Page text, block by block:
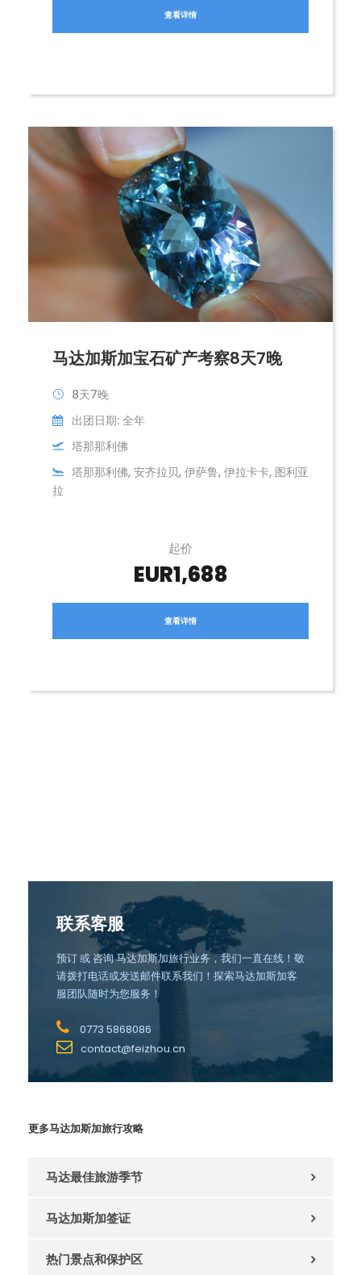
查看详情
马达加斯加宝石矿产考察8天7晚
8天7晚
出团日期: 全年
塔那那利佛
塔那那利佛, 安齐拉贝, 伊萨鲁, 伊拉卡卡, 图利亚
拉
起价
EUR1,688
查看详情
联系客服
预订 或 咨询 马达加斯加旅行业务，我们一直在线！敬
请拨打电话或发送邮件联系我们！探索马达加斯加客
服团队随时为您服务！
0773 5868086
contact@feizhou.cn
更多马达加斯加旅行攻略
马达最佳旅游季节
马达加斯加签证
热门景点和保护区